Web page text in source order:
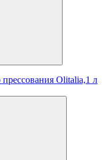
Olitalia,1 л